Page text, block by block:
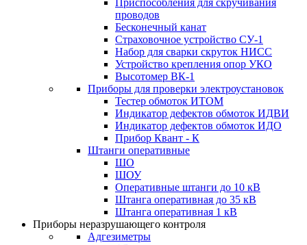
Приспособления для скручивания
проводов
Бесконечный канат
Страховочное устройство СУ-1
Набор для сварки скруток НИСС
Устройство крепления опор УКО
Высотомер ВК-1
Приборы для проверки электроустановок
Тестер обмоток ИТОМ
Индикатор дефектов обмоток ИДВИ
Индикатор дефектов обмоток ИДО
Прибор Квант - К
Штанги оперативные
ШО
ШОУ
Оперативные штанги до 10 кВ
Штанга оперативная до 35 кВ
Штанга оперативная 1 кВ
Приборы неразрушающего контроля
Адгезиметры